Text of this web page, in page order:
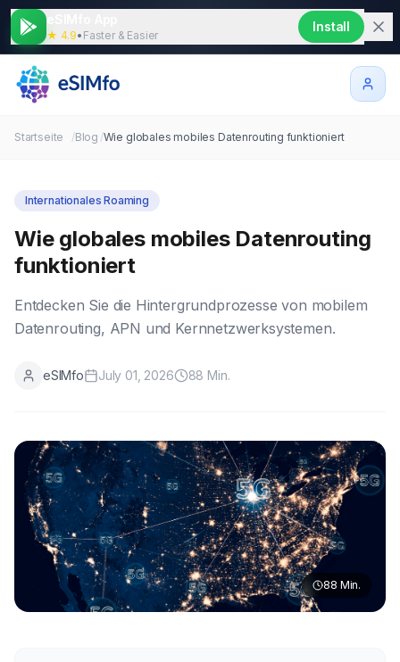
★ 4.9• Faster & Easier
Install
Startseite /Blog /Wie globales mobiles Datenrouting funktioniert
Internationales Roaming
Wie globales mobiles Datenrouting
funktioniert
Entdecken Sie die Hintergrundprozesse von mobilem
Datenrouting, APN und Kernnetzwerksystemen.
eSIMfo July 01, 2026 88 Min.
88 Min.